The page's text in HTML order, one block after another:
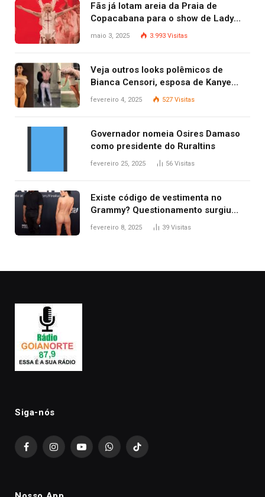
Fãs já lotam areia da Praia de
Copacabana para o show de Lady
Gaga
maio 3, 2025 3.993 Visitas
Veja outros looks polêmicos de
Bianca Censori, esposa de Kanye
West que apareceu nua no Grammy
fevereiro 4, 2025 527 Visitas
Governador nomeia Osires Damaso
como presidente do Ruraltins
fevereiro 25, 2025 56 Visitas
Existe código de vestimenta no
Grammy? Questionamento surgiu
após Bianca Censori, mulher de
fevereiro 8, 2025 39 Visitas
Siga-nós
FacebookInstagramYouTubeWhatsAppTikTok